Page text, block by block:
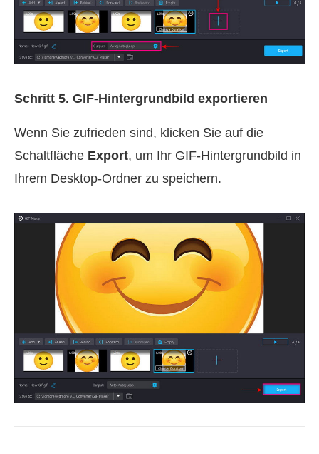
Schritt 5. GIF-Hintergrundbild exportieren
Wenn Sie zufrieden sind, klicken Sie auf die
Schaltfläche Export, um Ihr GIF-Hintergrundbild in
Ihrem Desktop-Ordner zu speichern.